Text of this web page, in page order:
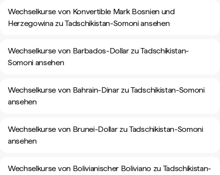
Wechselkurse von Konvertible Mark Bosnien und
Herzegowina zu Tadschikistan-Somoni ansehen
Wechselkurse von Barbados-Dollar zu Tadschikistan-
Somoni ansehen
Wechselkurse von Bahrain-Dinar zu Tadschikistan-Somoni
ansehen
Wechselkurse von Brunei-Dollar zu Tadschikistan-Somoni
ansehen
Wechselkurse von Bolivianischer Boliviano zu Tadschikistan-